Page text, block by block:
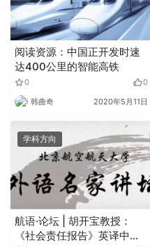
阅读资源：中国正开发时速
达400公里的智能高铁
0 0
韩曲奇 2020年5月11日
学科方向
航语·论坛 | 胡开宝教授：
《社会责任报告》英译中的